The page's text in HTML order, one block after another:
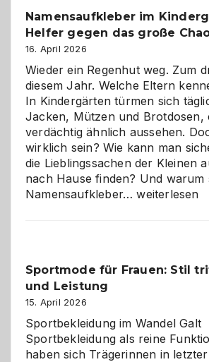
ist
eine
Namensaufkleber im
Helfer gegen das große
16. April 2026
Wieder ein Regenhut weg. Zum
diesem Jahr. Welche Eltern
In Kindergärten türmen sich
Jacken, Mützen und Brotdosen,
verdächtig ähnlich aussehen.
wirklich sein? Wie kann man
die Lieblingssachen der Kleinen
nach Hause finden? Und warum
Namensaufkleber…
gegen
Chaos
weiterlesen
Sportmode für Frauen: Stil
und Leistung
15. April 2026
Sportbekleidung im Wandel Galt
Sportbekleidung als reine
haben sich Trägerinnen in